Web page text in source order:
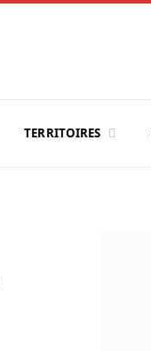
TERRITOIRES